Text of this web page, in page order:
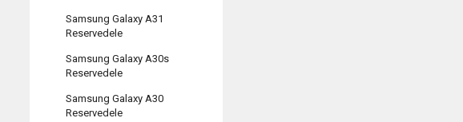
Samsung Galaxy A31
Reservedele
Samsung Galaxy A30s
Reservedele
Samsung Galaxy A30
Reservedele